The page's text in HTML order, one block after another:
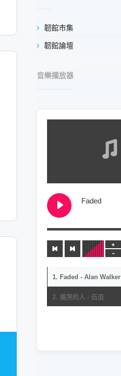
韌館市集
韌館論壇
音樂播放器
Faded
1. Faded - Alan Walker
2. 痛哭的人 - 伍佰